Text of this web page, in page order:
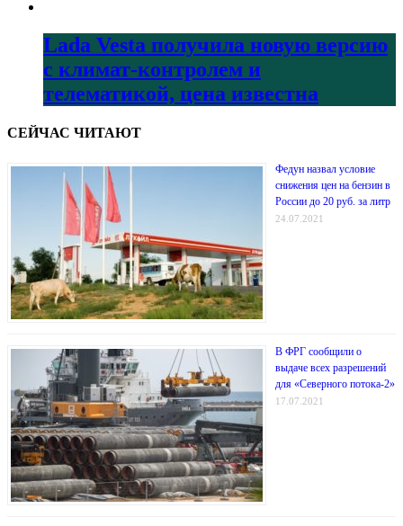
Lada Vesta получила новую версию
с климат-контролем и
телематикой, цена известна
СЕЙЧАС ЧИТАЮТ
Федун назвал условие
снижения цен на бензин в
России до 20 руб. за литр
24.07.2021
В ФРГ сообщили о
выдаче всех разрешений
для «Северного потока-2»
17.07.2021